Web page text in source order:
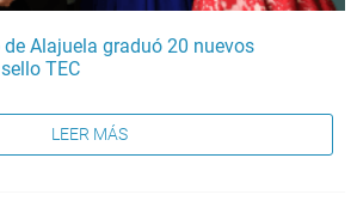
Alajuela graduó 20 nuevos
TEC
LEER MÁS